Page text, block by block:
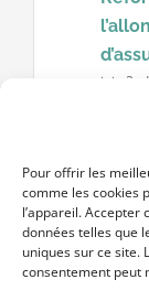
Pour offrir les
comme les cookies
l’appareil.
données telles que
uniques sur ce site.
consentement peut
juin
et ses